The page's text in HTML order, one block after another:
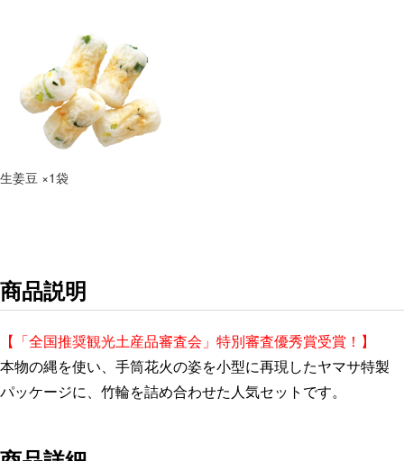
生姜豆 ×1袋
商品説明
【「全国推奨観光土産品審査会」特別審査優秀賞受賞！】
本物の縄を使い、手筒花火の姿を小型に再現したヤマサ特製
パッケージに、竹輪を詰め合わせた人気セットです。